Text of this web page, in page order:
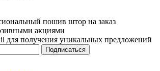
пошив штор на заказ
акциями
для получения уникальных предложений
Подписаться